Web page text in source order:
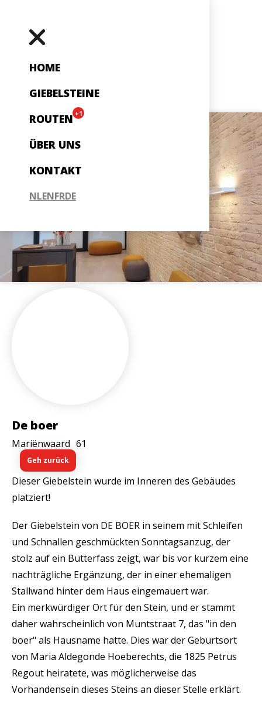
HOME
GIEBELSTEINE
ROUTEN +1
ÜBER UNS
KONTAKT
NLENFRDE
De boer
Mariënwaard 61
Geh zurück
Dieser Giebelstein wurde im Inneren des Gebäudes
platziert!
Der Giebelstein von DE BOER in seinem mit Schleifen
und Schnallen geschmückten Sonntagsanzug, der
stolz auf ein Butterfass zeigt, war bis vor kurzem eine
nachträgliche Ergänzung, der in einer ehemaligen
Stallwand hinter dem Haus eingemauert war.
Ein merkwürdiger Ort für den Stein, und er stammt
daher wahrscheinlich von Muntstraat 7, das "in den
boer" als Hausname hatte. Dies war der Geburtsort
von Maria Aldegonde Hoeberechts, die 1825 Petrus
Regout heiratete, was möglicherweise das
Vorhandensein dieses Steins an dieser Stelle erklärt.